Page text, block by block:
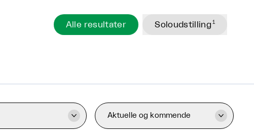
Alle resultater Soloudstilling 1
 Aktuelle og kommende 